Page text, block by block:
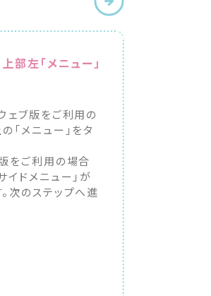
部左「メニュー」
ェブ版をご利用の
「メニュー」をタ
をご利用の場合
イドメニュー」が
次のステップへ進